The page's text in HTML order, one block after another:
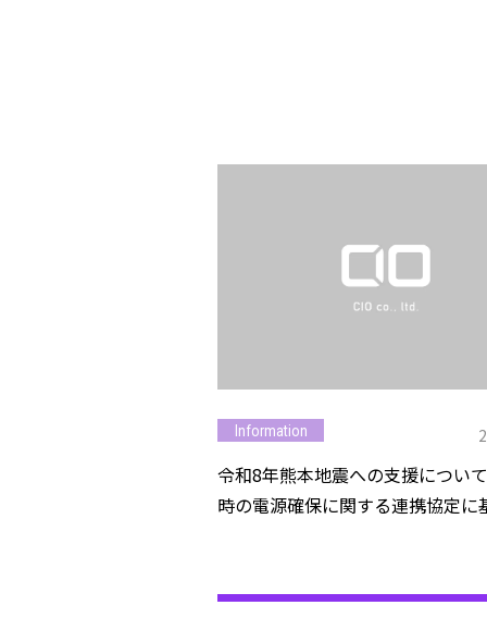
Information
令和8年熊本地震への支援について ～災
時の電源確保に関する連携協定に